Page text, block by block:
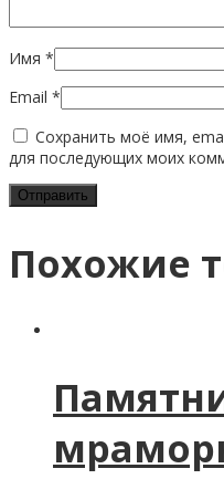
Имя *
Email *
Сохранить моё имя,
для последующих моих
Похожие